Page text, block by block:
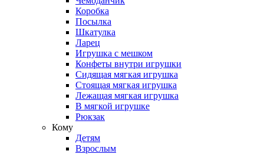
Коробка
Посылка
Шкатулка
Ларец
Игрушка с мешком
Конфеты внутри игрушки
Сидящая мягкая игрушка
Стоящая мягкая игрушка
Лежащая мягкая игрушка
В мягкой игрушке
Рюкзак
Кому
Детям
Взрослым